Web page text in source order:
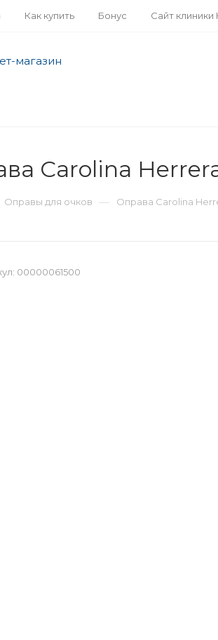
Как купить Бонус Сайт клиники
Carolina
Оправы для очков — Оправа Carolina
00000061500